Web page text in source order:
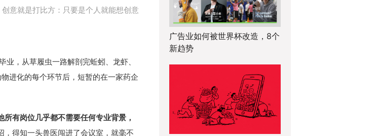
创意就是打比方：只要是个人就能想创意
，从草履虫一路解剖完蚯蚓、龙虾、
进化的每个环节后，短暂的在一家药企
所有岗位几乎都不需要任何专业背景，
得知一头兽医闯进了会议室，就毫不
广告业如何被世界杯改造，8个
新趋势